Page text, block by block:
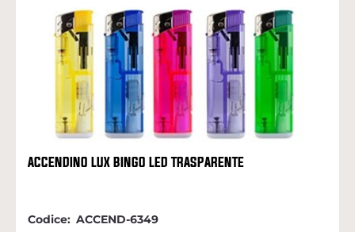
ACCENDINO LUX BINGO LED TRASPARENTE
Codice: ACCEND-6349